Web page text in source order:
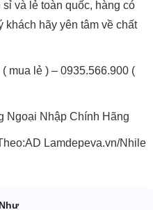
và lẻ toàn quốc, hàng có
hãy yên tâm về chất
mua lẻ ) – 0935.566.900 (
Ngoại Nhập Chính Hãng
Lamdepeva.vn/Nhile